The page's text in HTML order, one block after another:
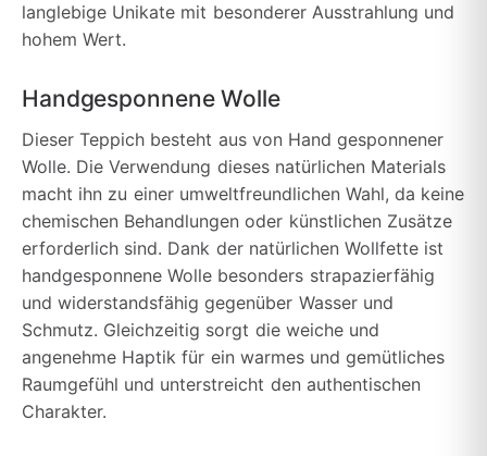
langlebige Unikate mit besonderer Ausstrahlung und
hohem Wert.
Handgesponnene Wolle
Dieser Teppich besteht aus von Hand gesponnener
Wolle. Die Verwendung dieses natürlichen Materials
macht ihn zu einer umweltfreundlichen Wahl, da keine
chemischen Behandlungen oder künstlichen Zusätze
erforderlich sind. Dank der natürlichen Wollfette ist
handgesponnene Wolle besonders strapazierfähig
und widerstandsfähig gegenüber Wasser und
Schmutz. Gleichzeitig sorgt die weiche und
angenehme Haptik für ein warmes und gemütliches
Raumgefühl und unterstreicht den authentischen
Charakter.